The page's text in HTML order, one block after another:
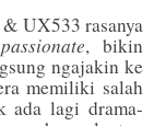
UX533 rasanya
passionate, bikin
ngajakin ke
memiliki salah
ada lagi drama-